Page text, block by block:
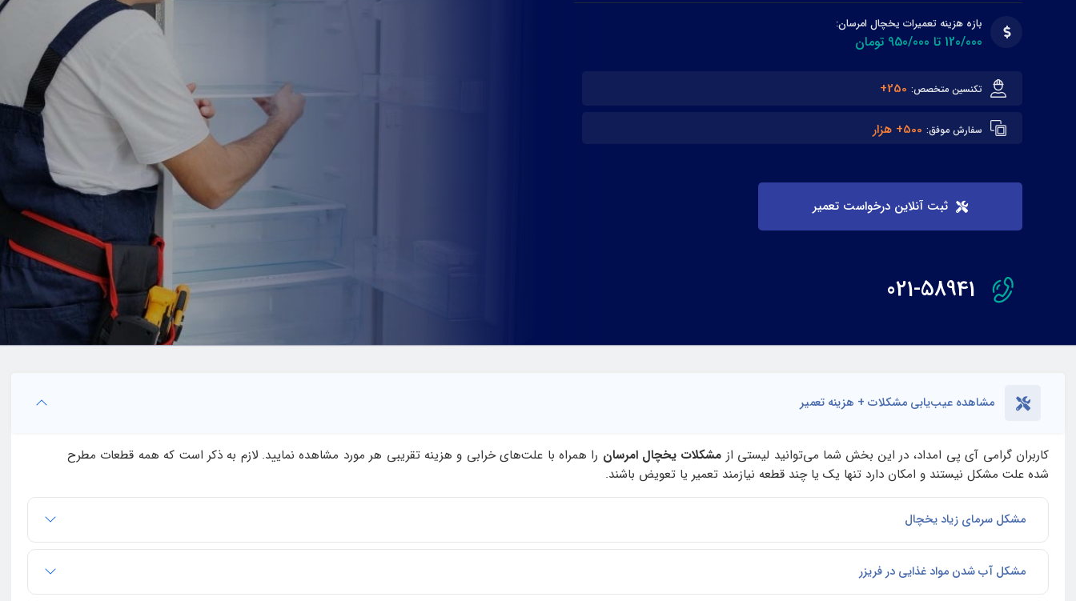
بازه هزینه تعمیرات یخچال امرسان:
120/000 تا 950/000 تومان
تکنسین متخصص: 250+
سفارش موفق: 500+ هزار
ثبت آنلاین درخواست تعمیر
021-58941
مشاهده عیب‌یابی مشکلات + هزینه تعمیر
کاربران گرامی آی‌ پی امداد، در این بخش شما می‌توانید لیستی از مشکلات یخچال امرسان را همراه با علت‌های خرابی و هزینه تقریبی هر مورد مشاهده نمایید. لازم به ذکر است که همه قطعات مطرح
شده علت مشکل نیستند و امکان دارد تنها یک یا چند قطعه نیازمند تعمیر یا تعویض باشند.
مشکل سرمای زیاد یخچال
مشکل آب شدن مواد غذایی در فریزر